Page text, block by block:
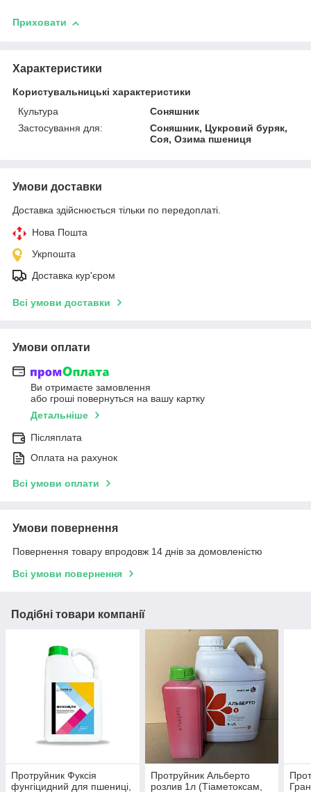
Приховати
Характеристики
Користувальницькі характеристики
Культура
Соняшник
Застосування для:
Соняшник, Цукровий буряк,
Соя, Озима пшениця
Умови доставки
Доставка здійснюється тільки по передоплаті.
Нова Пошта
Укрпошта
Доставка кур'єром
Всі умови доставки
Умови оплати
Ви отримаєте замовлення
або гроші повернуться на вашу картку
Детальніше
Післяплата
Оплата на рахунок
Всі умови оплати
Умови повернення
Повернення товару впродовж 14 днів за домовленістю
Всі умови повернення
Подібні товари компанії
Протруйник Фуксія
фунгіцидний для пшениці,
Протруйник Альберто
розлив 1л (Тіаметоксам,